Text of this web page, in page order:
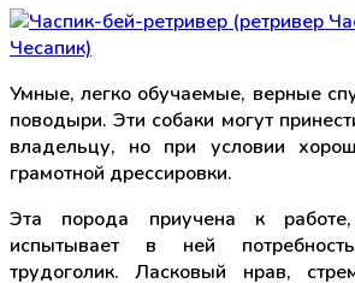
Умные, легко обучаемые, верные
поводыри. Эти собаки могут
владельцу, но при условии
грамотной дрессировки.
Эта порода приучена к
испытывает в ней
трудоголик. Ласковый нрав,